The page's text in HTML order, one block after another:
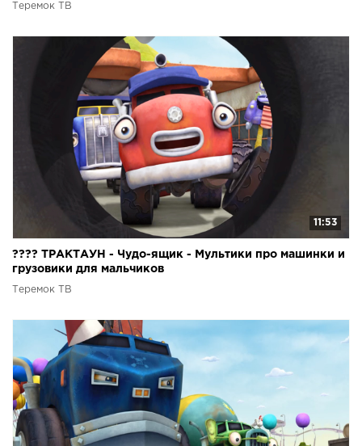
Теремок ТВ
11:53
???? ТРАКТАУН - Чудо-ящик - Мультики про машинки и
грузовики для мальчиков
Теремок ТВ